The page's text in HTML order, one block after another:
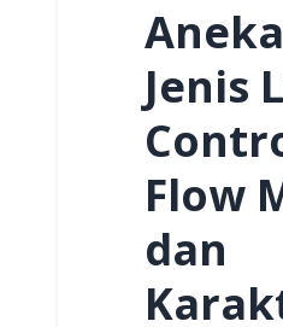
Aneka
Jenis
Flow
dan